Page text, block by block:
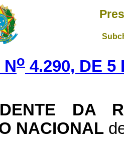
No 4.290, DE 5
DA
NACIONAL